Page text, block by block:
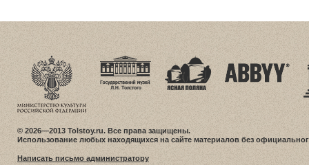
© 2026—2013 Tolstoy.ru. Все права защищены.
Использование любых находящихся на сайте материалов без
Написать письмо администратору